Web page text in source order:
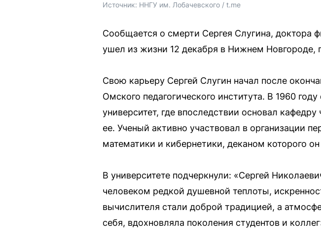
Источник: ННГУ им. Лобачевского / t.me
Сообщается о смерти Сергея Слугина, доктора
ушел из жизни 12 декабря в Нижнем Новгороде,
Свою карьеру Сергей Слугин начал после
Омского педагогического института. В 1960
университет, где впоследствии основал
ее. Ученый активно участвовал в организации
математики и кибернетики, деканом которого
В университете подчеркнули: «Сергей
человеком редкой душевной теплоты,
вычислителя стали доброй традицией, а
себя, вдохновляла поколения студентов и